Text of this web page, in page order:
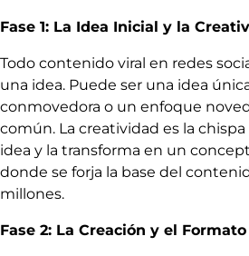
Fase 1: La Idea Inicial y la
Todo contenido viral en redes
una idea. Puede ser una idea
conmovedora o un enfoque
común. La creatividad es la
idea y la transforma en un
donde se forja la base del
millones.
Fase 2: La Creación y el Formato